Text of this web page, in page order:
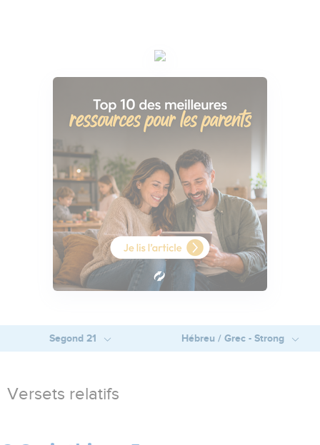
Segond 21 Hébreu / Grec - Strong
Versets relatifs